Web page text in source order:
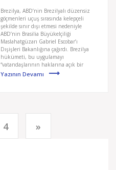
Brezilya, ABD’nin Brezilyalı düzensiz
göçmenleri uçuş sırasında kelepçeli
şekilde sınır dışı etmesi nedeniyle
ABD’nin Brasilia Büyükelçiliği
Maslahatgüzarı Gabriel Escobar’ı
Dışişleri Bakanlığına çağırdı. Brezilya
hükümeti, bu uygulamayı
“vatandaşlarının haklarına açık bir
Yazının Devamı
4 »